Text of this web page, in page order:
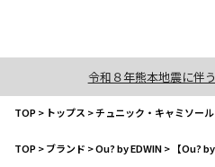
令和８年熊本地震に伴
TOP> トップス >チュニック・キャミソール
TOP>ブランド >Ou? by EDWIN> 【Ou?